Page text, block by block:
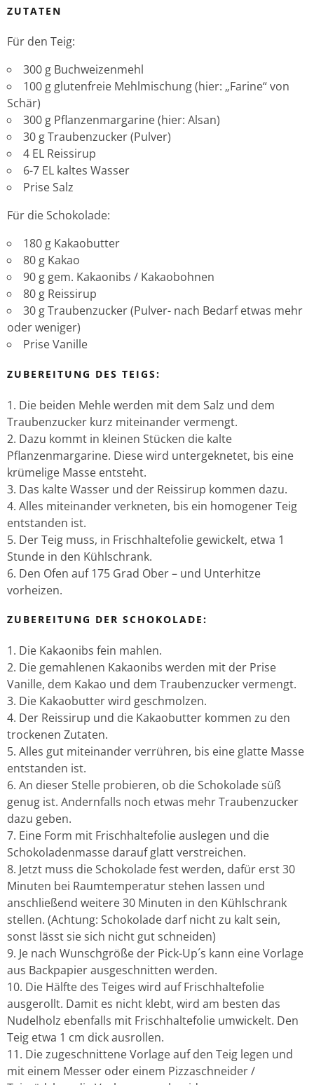
ZUTATEN
Für den Teig:
300 g Buchweizenmehl
100 g glutenfreie Mehlmischung (hier: „Farine“ von
Schär)
300 g Pflanzenmargarine (hier: Alsan)
30 g Traubenzucker (Pulver)
4 EL Reissirup
6-7 EL kaltes Wasser
Prise Salz
Für die Schokolade:
180 g Kakaobutter
80 g Kakao
90 g gem. Kakaonibs / Kakaobohnen
80 g Reissirup
30 g Traubenzucker (Pulver- nach Bedarf etwas mehr
oder weniger)
Prise Vanille
ZUBEREITUNG DES TEIGS:
Die beiden Mehle werden mit dem Salz und dem
Traubenzucker kurz miteinander vermengt.
Dazu kommt in kleinen Stücken die kalte
Pflanzenmargarine. Diese wird untergeknetet, bis eine
krümelige Masse entsteht.
Das kalte Wasser und der Reissirup kommen dazu.
Alles miteinander verkneten, bis ein homogener Teig
entstanden ist.
Der Teig muss, in Frischhaltefolie gewickelt, etwa 1
Stunde in den Kühlschrank.
Den Ofen auf 175 Grad Ober – und Unterhitze
vorheizen.
ZUBEREITUNG DER SCHOKOLADE:
Die Kakaonibs fein mahlen.
Die gemahlenen Kakaonibs werden mit der Prise
Vanille, dem Kakao und dem Traubenzucker vermengt.
Die Kakaobutter wird geschmolzen.
Der Reissirup und die Kakaobutter kommen zu den
trockenen Zutaten.
Alles gut miteinander verrühren, bis eine glatte Masse
entstanden ist.
An dieser Stelle probieren, ob die Schokolade süß
genug ist. Andernfalls noch etwas mehr Traubenzucker
dazu geben.
Eine Form mit Frischhaltefolie auslegen und die
Schokoladenmasse darauf glatt verstreichen.
Jetzt muss die Schokolade fest werden, dafür erst 30
Minuten bei Raumtemperatur stehen lassen und
anschließend weitere 30 Minuten in den Kühlschrank
stellen. (Achtung: Schokolade darf nicht zu kalt sein,
sonst lässt sie sich nicht gut schneiden)
Je nach Wunschgröße der Pick-Up´s kann eine Vorlage
aus Backpapier ausgeschnitten werden.
Die Hälfte des Teiges wird auf Frischhaltefolie
ausgerollt. Damit es nicht klebt, wird am besten das
Nudelholz ebenfalls mit Frischhaltefolie umwickelt. Den
Teig etwa 1 cm dick ausrollen.
Die zugeschnittene Vorlage auf den Teig legen und
mit einem Messer oder einem Pizzaschneider /